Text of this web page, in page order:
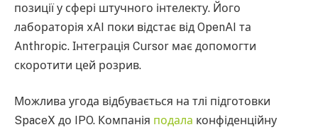
позиції у сфері штучного інтелекту. Його
лабораторія xAI поки відстає від OpenAI та
Anthropic. Інтеграція Cursor має допомогти
скоротити цей розрив.
Можлива угода відбувається на тлі підготовки
SpaceX до IPO. Компанія подала конфіденційну